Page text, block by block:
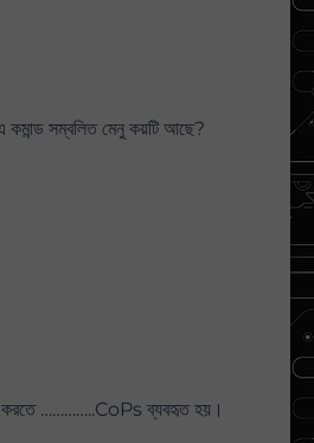
সম্বলিত মেনু কয়টি আছে?
করতে …………..CoPs ব্যবহৃত হয়।